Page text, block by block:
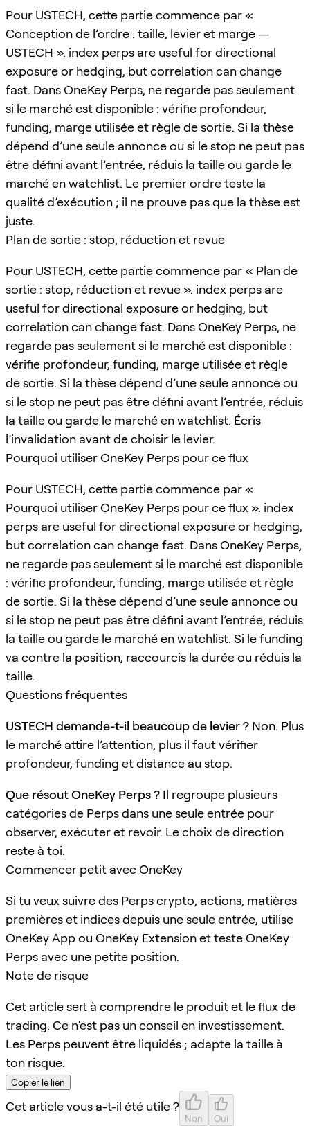
Pour USTECH, cette partie commence par «
Conception de l’ordre : taille, levier et marge —
USTECH ». index perps are useful for directional
exposure or hedging, but correlation can change
fast. Dans OneKey Perps, ne regarde pas seulement
si le marché est disponible : vérifie profondeur,
funding, marge utilisée et règle de sortie. Si la thèse
dépend d’une seule annonce ou si le stop ne peut pas
être défini avant l’entrée, réduis la taille ou garde le
marché en watchlist. Le premier ordre teste la
qualité d’exécution ; il ne prouve pas que la thèse est
juste.
Plan de sortie : stop, réduction et revue
Pour USTECH, cette partie commence par « Plan de
sortie : stop, réduction et revue ». index perps are
useful for directional exposure or hedging, but
correlation can change fast. Dans OneKey Perps, ne
regarde pas seulement si le marché est disponible :
vérifie profondeur, funding, marge utilisée et règle
de sortie. Si la thèse dépend d’une seule annonce ou
si le stop ne peut pas être défini avant l’entrée, réduis
la taille ou garde le marché en watchlist. Écris
l’invalidation avant de choisir le levier.
Pourquoi utiliser OneKey Perps pour ce flux
Pour USTECH, cette partie commence par «
Pourquoi utiliser OneKey Perps pour ce flux ». index
perps are useful for directional exposure or hedging,
but correlation can change fast. Dans OneKey Perps,
ne regarde pas seulement si le marché est disponible
: vérifie profondeur, funding, marge utilisée et règle
de sortie. Si la thèse dépend d’une seule annonce ou
si le stop ne peut pas être défini avant l’entrée, réduis
la taille ou garde le marché en watchlist. Si le funding
va contre la position, raccourcis la durée ou réduis la
taille.
Questions fréquentes
USTECH demande-t-il beaucoup de levier ? Non. Plus
le marché attire l’attention, plus il faut vérifier
profondeur, funding et distance au stop.
Que résout OneKey Perps ? Il regroupe plusieurs
catégories de Perps dans une seule entrée pour
observer, exécuter et revoir. Le choix de direction
reste à toi.
Commencer petit avec OneKey
Si tu veux suivre des Perps crypto, actions, matières
premières et indices depuis une seule entrée, utilise
OneKey App ou OneKey Extension et teste OneKey
Perps avec une petite position.
Note de risque
Cet article sert à comprendre le produit et le flux de
trading. Ce n’est pas un conseil en investissement.
Les Perps peuvent être liquidés ; adapte la taille à
ton risque.
Copier le lien
Cet article vous a-t-il été utile ?
Non Oui